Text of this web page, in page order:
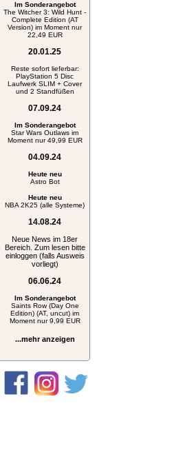
Im Sonderangebot
The Witcher 3: Wild Hunt -
Complete Edition (AT
Version) im Moment nur
22,49 EUR
20.01.25
Reste sofort lieferbar:
PlayStation 5 Disc
Laufwerk SLIM + Cover
und 2 Standfüßen
07.09.24
Im Sonderangebot
Star Wars Outlaws im
Moment nur 49,99 EUR
04.09.24
Heute neu
Astro Bot
Heute neu
NBA 2K25 (alle Systeme)
14.08.24
Neue News im 18er
Bereich. Zum lesen bitte
einloggen (falls Ausweis
vorliegt)
06.06.24
Im Sonderangebot
Saints Row (Day One
Edition) (AT, uncut) im
Moment nur 9,99 EUR
...mehr anzeigen